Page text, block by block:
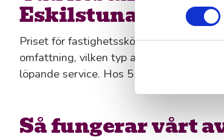
Eskilstuna?
Priset för fastighetsskötsel i Eskilstuna
omfattning, vilken typ av tjänster du
löpande service. Hos 55Plus får du
Så fungerar vårt